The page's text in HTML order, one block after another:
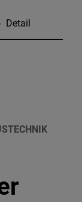
Detail